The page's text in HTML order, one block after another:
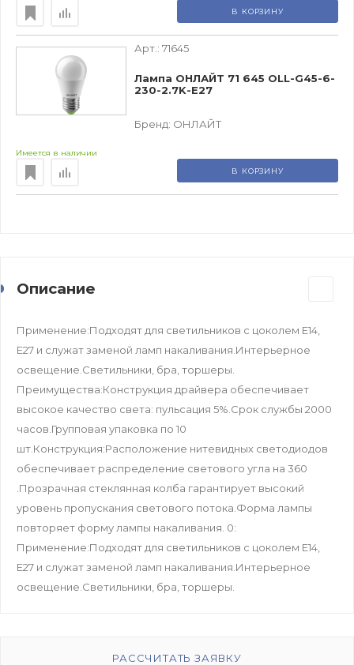
В КОРЗИНУ
Арт.: 71645
Лампа ОНЛАЙТ 71 645 OLL-G45-6-
230-2.7K-E27
Бренд: ОНЛАЙТ
Имеется в наличии
В КОРЗИНУ
Описание
Применение:Подходят для светильников с цоколем Е14,
Е27 и служат заменой ламп накаливания.Интерьерное
освещение.Светильники, бра, торшеры.
Преимущества:Конструкция драйвера обеспечивает
высокое качество света: пульсация 5%.Срок службы 2000
часов.Групповая упаковка по 10
шт.Конструкция:Расположение нитевидных светодиодов
обеспечивает распределение светового угла на 360
.Прозрачная стеклянная колба гарантирует высокий
уровень пропускания светового потока.Форма лампы
повторяет форму лампы накаливания. 0:
Применение:Подходят для светильников с цоколем Е14,
Е27 и служат заменой ламп накаливания.Интерьерное
освещение.Светильники, бра, торшеры.
РАССЧИТАТЬ ЗАЯВКУ